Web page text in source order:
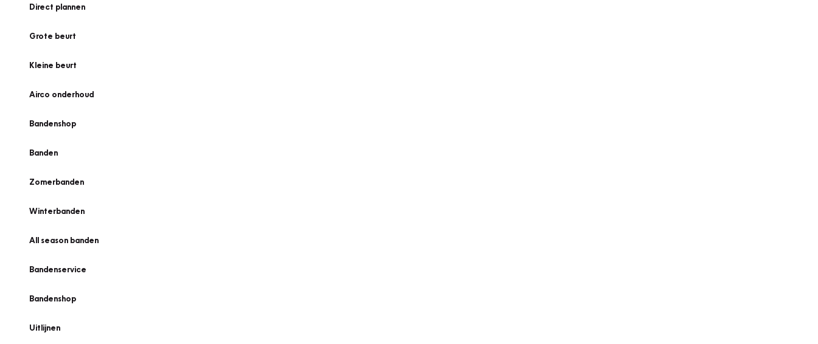
Direct plannen
Grote beurt
Kleine beurt
Airco onderhoud
Bandenshop
Banden
Zomerbanden
Winterbanden
All season banden
Bandenservice
Bandenshop
Uitlijnen